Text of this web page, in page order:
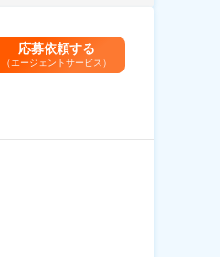
応募依頼する
（エージェントサービス）